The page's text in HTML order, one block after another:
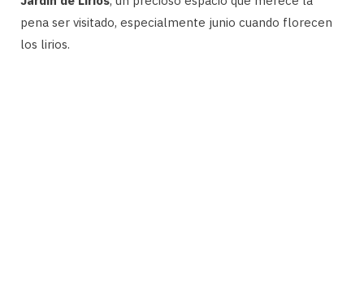
pena ser visitado, especialmente junio cuando florecen
los lirios.